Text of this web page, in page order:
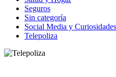
Seguros
Sin categoría
Social Media y Curiosidades
Telepoliza